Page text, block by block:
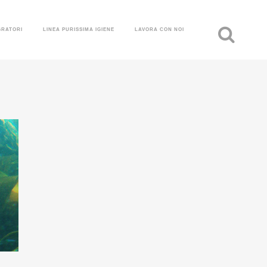
LINEA PURISSIMA IGIENE LAVORA CON NOI